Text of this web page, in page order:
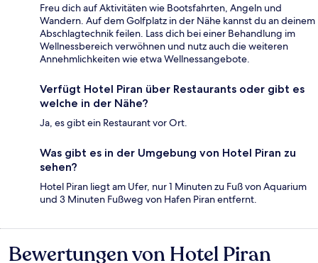
Freu dich auf Aktivitäten wie Bootsfahrten, Angeln und
Wandern. Auf dem Golfplatz in der Nähe kannst du an deinem
Abschlagtechnik feilen. Lass dich bei einer Behandlung im
Wellnessbereich verwöhnen und nutz auch die weiteren
Annehmlichkeiten wie etwa Wellnessangebote.
Verfügt Hotel Piran über Restaurants oder gibt es
welche in der Nähe?
Ja, es gibt ein Restaurant vor Ort.
Was gibt es in der Umgebung von Hotel Piran zu
sehen?
Hotel Piran liegt am Ufer, nur 1 Minuten zu Fuß von Aquarium
und 3 Minuten Fußweg von Hafen Piran entfernt.
Bewertungen
Bewertungen von Hotel Piran